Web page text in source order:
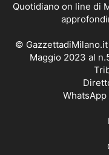
Quotidiano on line di
©
Maggio 2023 al